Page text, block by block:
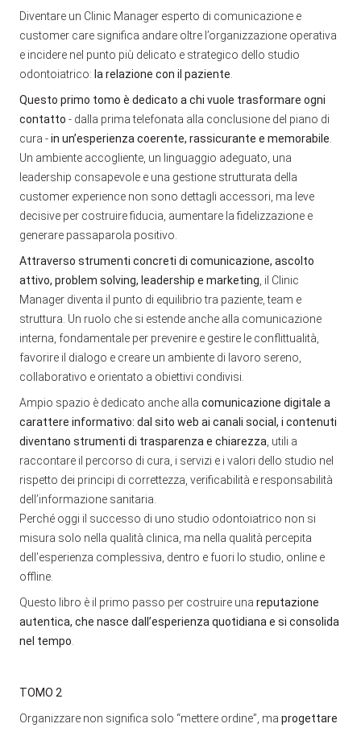
Diventare un Clinic Manager esperto di comunicazione e
customer care significa andare oltre l’organizzazione operativa
e incidere nel punto più delicato e strategico dello studio
odontoiatrico: la relazione con il paziente
Questo primo tomo è dedicato a chi vuole trasformare ogni
contatto - dalla prima telefonata alla conclusione del piano di
cura -in un’esperienza coerente, rassicurante e memorabile
Un ambiente accogliente, un linguaggio adeguato, una
leadership consapevole e una gestione strutturata della
customer experience non sono dettagli accessori, ma leve
decisive per costruire fiducia, aumentare la fidelizzazione e
generare passaparola positivo.
Attraverso strumenti concreti di comunicazione, ascolto
attivo, problem solving, leadership e marketing , il Clinic
Manager diventa il punto di equilibrio tra paziente, team e
struttura. Un ruolo che si estende anche alla comunicazione
interna, fondamentale per prevenire e gestire le conflittualità,
favorire il dialogo e creare un ambiente di lavoro sereno,
collaborativo e orientato a obiettivi condivisi.
Ampio spazio è dedicato anche alla comunicazione digitale a
carattere informativo: dal sito web ai canali social, i contenuti
diventano strumenti di trasparenza e chiarezza , utili a
raccontare il percorso di cura, i servizi e i valori dello studio nel
rispetto dei principi di correttezza, verificabilità e responsabilità
dell’informazione sanitaria.
Perché oggi il successo di uno studio odontoiatrico non si
misura solo nella qualità clinica, ma nella qualità percepita
dell’esperienza complessiva, dentro e fuori lo studio, online e
offline.
Questo libro è il primo passo per costruire una reputazione
autentica, che nasce dall’esperienza quotidiana e si consolida
nel tempo
TOMO 2
Organizzare non significa solo “mettere ordine”, ma progettare